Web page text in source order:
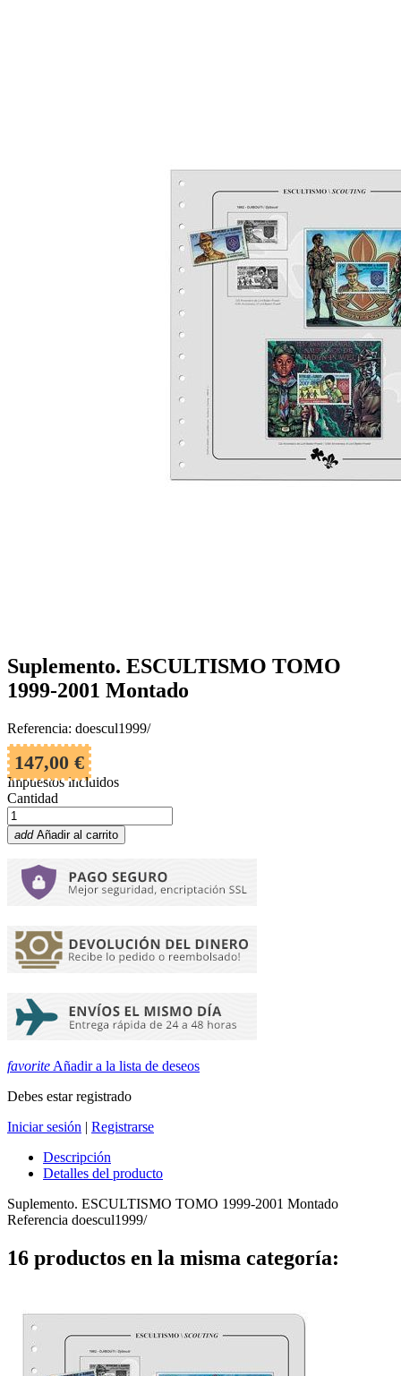
Suplemento. ESCULTISMO TOMO
1999-2001 Montado
Referencia: doescul1999/
147,00 €
Impuestos incluidos
Cantidad
add Añadir al carrito
favorite Añadir a la lista de deseos
Debes estar registrado
Iniciar sesión | Registrarse
Descripción
Detalles del producto
Suplemento. ESCULTISMO TOMO 1999-2001 Montado
Referencia doescul1999/
16 productos en la misma categoría: